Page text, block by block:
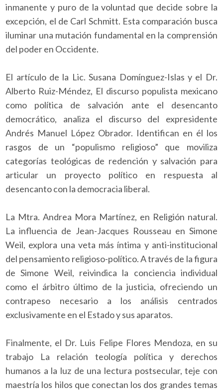
inmanente y puro de la voluntad que decide sobre la
excepción, el de Carl Schmitt. Esta comparación busca
iluminar una mutación fundamental en la comprensión
del poder en Occidente.
El artículo de la Lic. Susana Domínguez-Islas y el Dr.
Alberto Ruiz-Méndez, El discurso populista mexicano
como política de salvación ante el desencanto
democrático, analiza el discurso del expresidente
Andrés Manuel López Obrador. Identifican en él los
rasgos de un “populismo religioso” que moviliza
categorías teológicas de redención y salvación para
articular un proyecto político en respuesta al
desencanto con la democracia liberal.
La Mtra. Andrea Mora Martínez, en Religión natural.
La influencia de Jean-Jacques Rousseau en Simone
Weil, explora una veta más íntima y anti-institucional
del pensamiento religioso-político. A través de la figura
de Simone Weil, reivindica la conciencia individual
como el árbitro último de la justicia, ofreciendo un
contrapeso necesario a los análisis centrados
exclusivamente en el Estado y sus aparatos.
Finalmente, el Dr. Luis Felipe Flores Mendoza, en su
trabajo La relación teología política y derechos
humanos a la luz de una lectura postsecular, teje con
maestría los hilos que conectan los dos grandes temas